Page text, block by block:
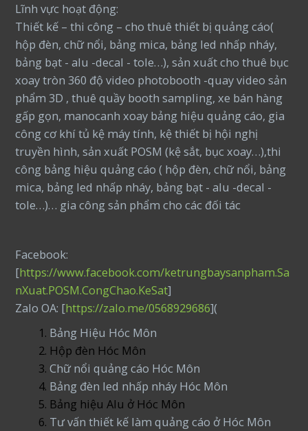
Lĩnh vực hoạt động:
Thiết kế – thi công – cho thuê thiết bị quảng cáo(
hộp đèn, chữ nổi, bảng mica, bảng led nhấp nháy,
bảng bạt - alu -decal - tole…), sản xuất cho thuê bục
xoay tròn 360 độ video photobooth -quay video sản
phẩm 3D , thuê quầy booth sampling, xe bán hàng
gấp gọn, manocanh xoay bảng hiệu quảng cáo, gia
công cơ khí tủ kệ máy tính, kệ thiết bị hội nghị
truyền hình, sản xuất POSM (kệ sắt, bục xoay…),thi
công bảng hiệu quảng cáo ( hộp đèn, chữ nổi, bảng
mica, bảng led nhấp nháy, bảng bạt - alu -decal -
tole…)… gia công sản phẩm cho các đối tác
Facebook:
[https://www.facebook.com/ketrungbaysanpham.Sa
nXuat.POSM.CongChao.KeSat]
Zalo OA: [https://zalo.me/0568929686](
Bảng Hiệu Hóc Môn
Hộp đèn Hóc Môn
Chữ nổi quảng cáo Hóc Môn
Bảng đèn led nhấp nháy Hóc Môn
Bảng hiệu Alu ở Hóc Môn
Tư vấn thiết kế làm quảng cáo ở Hóc Môn